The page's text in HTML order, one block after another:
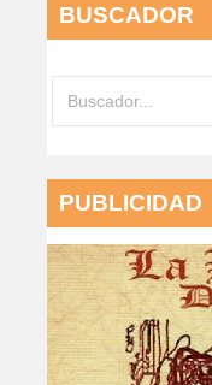
BUSCADOR
PUBLICIDAD